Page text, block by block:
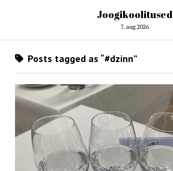
Joogikoolitused
7. aug 2026
Posts tagged as “#dzinn”